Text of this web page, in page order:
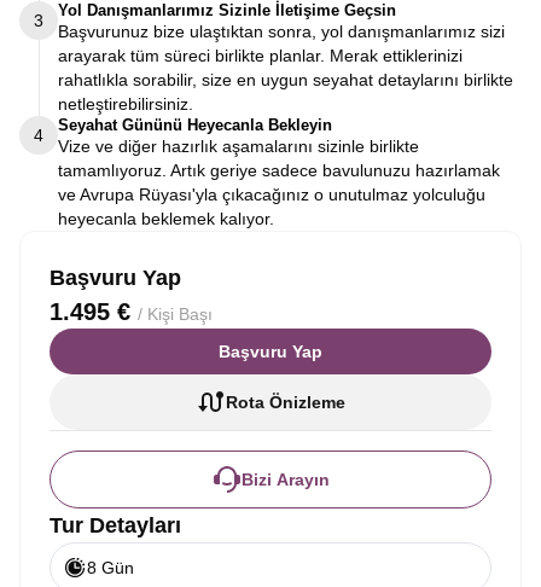
3
Yol Danışmanlarımız Sizinle İletişime Geçsin
Başvurunuz bize ulaştıktan sonra, yol danışmanlarımız sizi
arayarak tüm süreci birlikte planlar. Merak ettiklerinizi
rahatlıkla sorabilir, size en uygun seyahat detaylarını birlikte
netleştirebilirsiniz.
4
Seyahat Gününü Heyecanla Bekleyin
Vize ve diğer hazırlık aşamalarını sizinle birlikte
tamamlıyoruz. Artık geriye sadece bavulunuzu hazırlamak
ve Avrupa Rüyası'yla çıkacağınız o unutulmaz yolculuğu
heyecanla beklemek kalıyor.
Başvuru Yap
1.495 € / Kişi Başı
Başvuru Yap
Rota Önizleme
Bizi Arayın
Tur Detayları
8 Gün